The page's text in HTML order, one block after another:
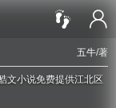
五牛/著
文小说免费提供江北区